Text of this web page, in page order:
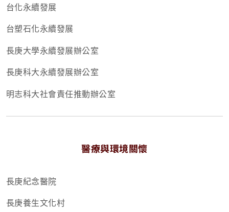
台化永續發展
台塑石化永續發展
長庚大學永續發展辦公室
長庚科大永續發展辦公室
明志科大社會責任推動辦公室
醫療與環境關懷
長庚紀念醫院
長庚養生文化村